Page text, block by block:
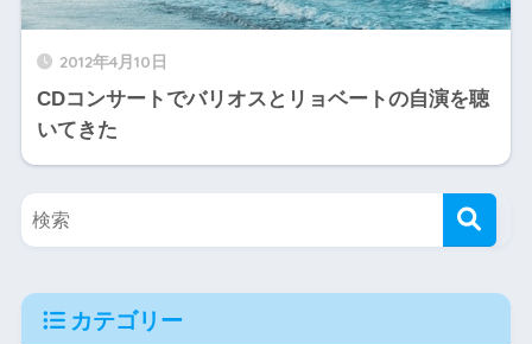
2012年4月10日
CDコンサートでバリオスとリョベートの自演を聴
いてきた
カテゴリー